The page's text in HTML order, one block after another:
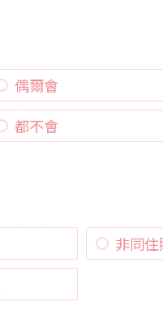
偶爾會
都不會
非同